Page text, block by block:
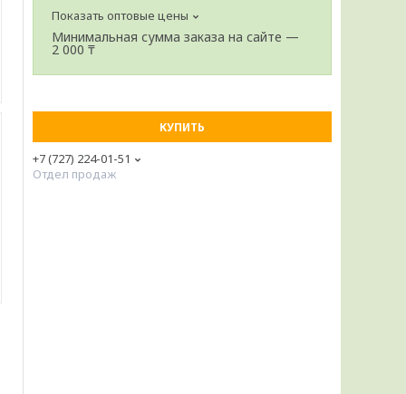
Показать оптовые цены
Минимальная сумма заказа на сайте —
2 000 ₸
КУПИТЬ
+7 (727) 224-01-51
Отдел продаж